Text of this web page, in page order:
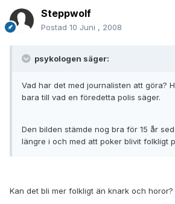
Steppwolf
Postad 10 Juni , 2008
psykologen säger:
Vad har det med journalisten att göra?
bara till vad en föredetta polis säger.
Den bilden stämde nog bra för 15 år
längre i och med att poker blivit folkligt
Kan det bli mer folkligt än knark och horor?